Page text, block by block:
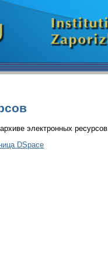
электронных ресурсов.
DSpace